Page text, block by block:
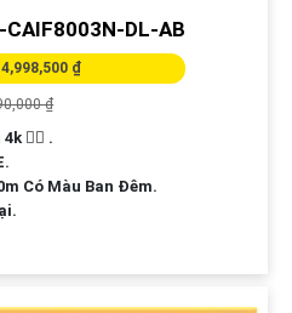
CAIF8003N-DL-AB
₫
₫
️
👍🏾 .
Có Màu Ban Đêm.